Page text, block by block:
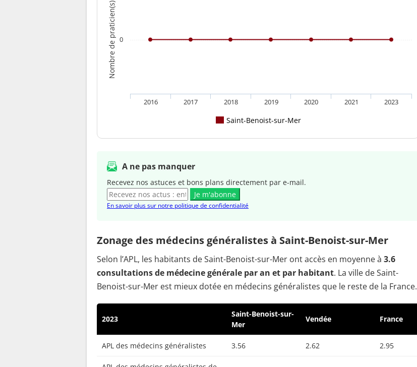
Nombre de praticien(s)
Saint-Benoist-sur-Mer
2016 2017 2018 2019 2020 2021 2023
0
A ne pas manquer
Recevez nos astuces et bons plans directement par e-mail.
Je m'abonne
En savoir plus sur notre politique de confidentialité
Zonage des médecins généralistes à Saint-Benoist-sur-Mer
Selon l’APL, les habitants de Saint-Benoist-sur-Mer ont accès en moyenne à 3.6
consultations de médecine générale par an et par habitant. La ville de Saint-
Benoist-sur-Mer est mieux dotée en médecins généralistes que le reste de la France.
2023
Saint-Benoist-sur-
Mer
Vendée France
APL des médecins généralistes 3.56 2.62 2.95